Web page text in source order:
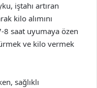
iştahı artıran
kilo alımını
8 saat uyumaya özen
ve kilo vermek
sağlıklı